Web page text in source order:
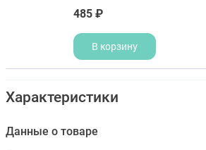
485 ₽
В корзину
Характеристики
Данные о товаре